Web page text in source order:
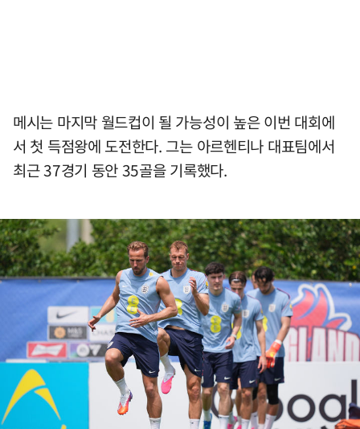
메시는 마지막 월드컵이 될 가능성이 높은 이번 대회에
서 첫 득점왕에 도전한다. 그는 아르헨티나 대표팀에서
최근 37경기 동안 35골을 기록했다.